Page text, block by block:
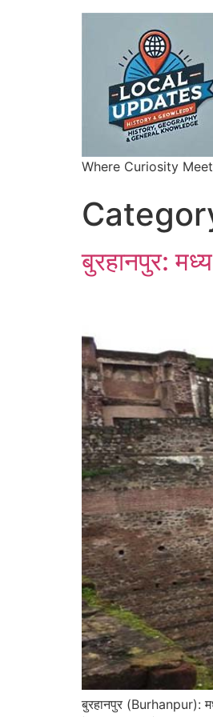
Where Curiosity
बुरहानपुर:
बुरहानपुर (Burhanpur):